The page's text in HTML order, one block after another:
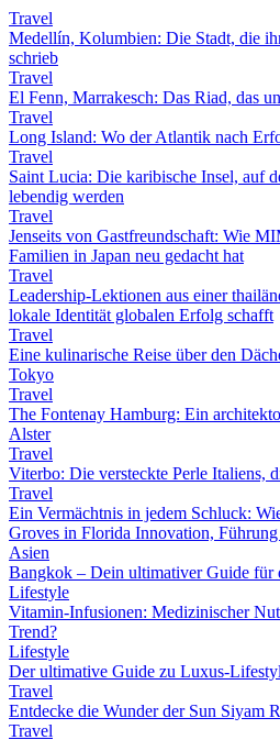
Travel
Medellín, Kolumbien: Die Stadt, die
schrieb
Travel
El Fenn, Marrakesch: Das Riad, das
Travel
Long Island: Wo der Atlantik nach
Travel
Saint Lucia: Die karibische Insel, auf
lebendig werden
Travel
Jenseits von Gastfreundschaft: Wie
Familien in Japan neu gedacht hat
Travel
Leadership-Lektionen aus einer
lokale Identität globalen Erfolg schafft
Travel
Eine kulinarische Reise über den
Tokyo
Travel
The Fontenay Hamburg: Ein
Alster
Travel
Viterbo: Die versteckte Perle Italiens,
Travel
Ein Vermächtnis in jedem Schluck:
Groves in Florida Innovation,
Asien
Bangkok – Dein ultimativer Guide für
Lifestyle
Vitamin-Infusionen: Medizinischer
Trend?
Lifestyle
Der ultimative Guide zu Luxus-
Travel
Entdecke die Wunder der Sun Siyam
Travel